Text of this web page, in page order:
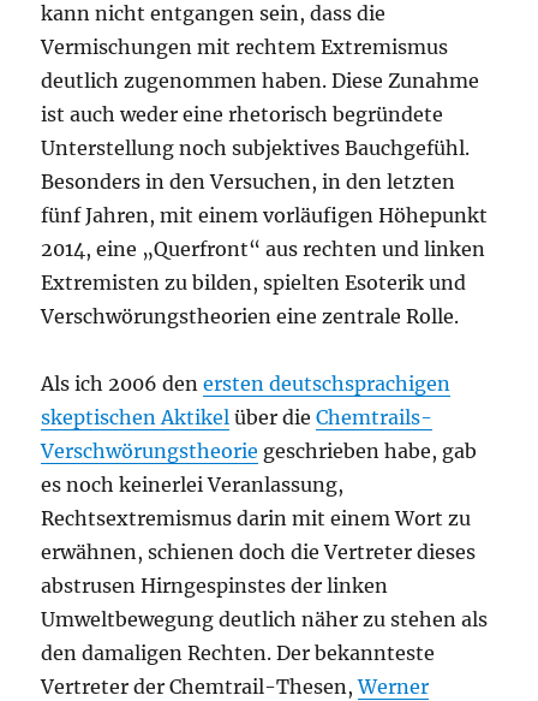
kann nicht entgangen sein, dass die
Vermischungen mit rechtem Extremismus
deutlich zugenommen haben. Diese Zunahme
ist auch weder eine rhetorisch begründete
Unterstellung noch subjektives Bauchgefühl.
Besonders in den Versuchen, in den letzten
fünf Jahren, mit einem vorläufigen Höhepunkt
2014, eine „Querfront“ aus rechten und linken
Extremisten zu bilden, spielten Esoterik und
Verschwörungstheorien eine zentrale Rolle.
Als ich 2006 denersten deutschsprachigen
skeptischen Aktikel über dieChemtrails-
Verschwörungstheorie geschrieben habe, gab
es noch keinerlei Veranlassung,
Rechtsextremismus darin mit einem Wort zu
erwähnen, schienen doch die Vertreter dieses
abstrusen Hirngespinstes der linken
Umweltbewegung deutlich näher zu stehen als
den damaligen Rechten. Der bekannteste
Vertreter der Chemtrail-Thesen,Werner